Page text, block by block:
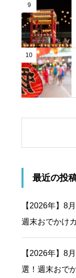
9
10
最近の投
【2026年】8
週末おでかけ
【2026年】8
選！週末おで